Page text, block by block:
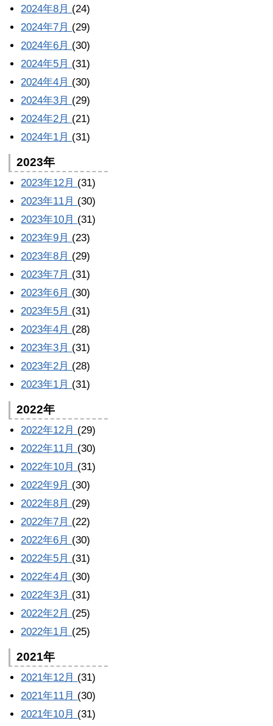
2024年8月 (24)
2024年7月 (29)
2024年6月 (30)
2024年5月 (31)
2024年4月 (30)
2024年3月 (29)
2024年2月 (21)
2024年1月 (31)
2023年
2023年12月 (31)
2023年11月 (30)
2023年10月 (31)
2023年9月 (23)
2023年8月 (29)
2023年7月 (31)
2023年6月 (30)
2023年5月 (31)
2023年4月 (28)
2023年3月 (31)
2023年2月 (28)
2023年1月 (31)
2022年
2022年12月 (29)
2022年11月 (30)
2022年10月 (31)
2022年9月 (30)
2022年8月 (29)
2022年7月 (22)
2022年6月 (30)
2022年5月 (31)
2022年4月 (30)
2022年3月 (31)
2022年2月 (25)
2022年1月 (25)
2021年
2021年12月 (31)
2021年11月 (30)
2021年10月 (31)